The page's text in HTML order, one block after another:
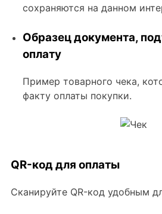
сохраняются на данном
Образец документа,
оплату
Пример товарного чека,
факту оплаты покупки.
QR-код для оплаты
Сканируйте QR-код удобным